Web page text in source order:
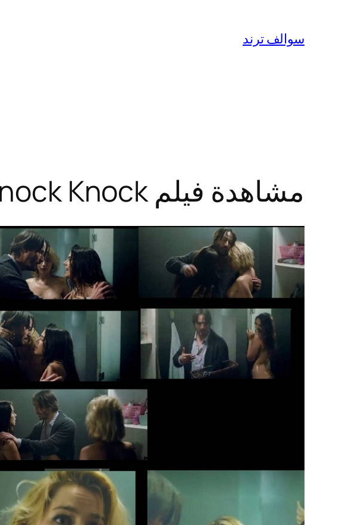
المحتوى
سوالف ترند
مشاهدة فيلم Knock Knock مترجم كامل